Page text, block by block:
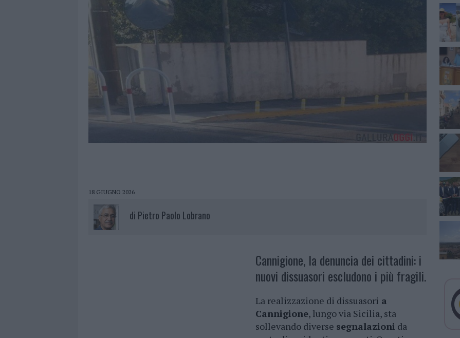
18 GIUGNO 2026
di Pietro Paolo Lobrano
Cannigione, la denuncia dei cittadini: i
nuovi dissuasori escludono i più fragili.
La realizzazione di dissuasori a
Cannigione, lungo via Sicilia, sta
sollevando diverse segnalazioni da